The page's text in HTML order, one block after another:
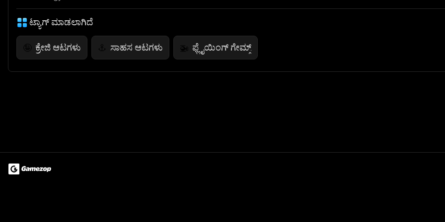
ಟ್ಯಾಗ್ ಮಾಡಲಾಗಿದೆ
🤪 ಕ್ರೇಜಿ ಆಟಗಳು ⚓ ಸಾಹಸ ಆಟಗಳು 🚁 ಫ್ಲೈಯಿಂಗ್ ಗೇಮ್ಸ್